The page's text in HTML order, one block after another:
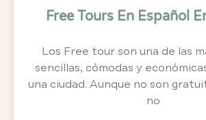
Free Tours En Español
Los Free tour son una de las
sencillas, cómodas y
una ciudad. Aunque no son
no